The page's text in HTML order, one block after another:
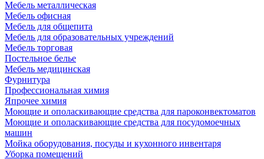
Мебель металлическая
Мебель офисная
Мебель для общепита
Мебель для образовательных учреждений
Мебель торговая
Постельное белье
Мебель медицинская
Фурнитура
Профессиональная химия
Япрочее химия
Моющие и ополаскивающие средства для пароконвектоматов
Моющие и ополаскивающие средства для посудомоечных
машин
Мойка оборудования, посуды и кухонного инвентаря
Уборка помещений